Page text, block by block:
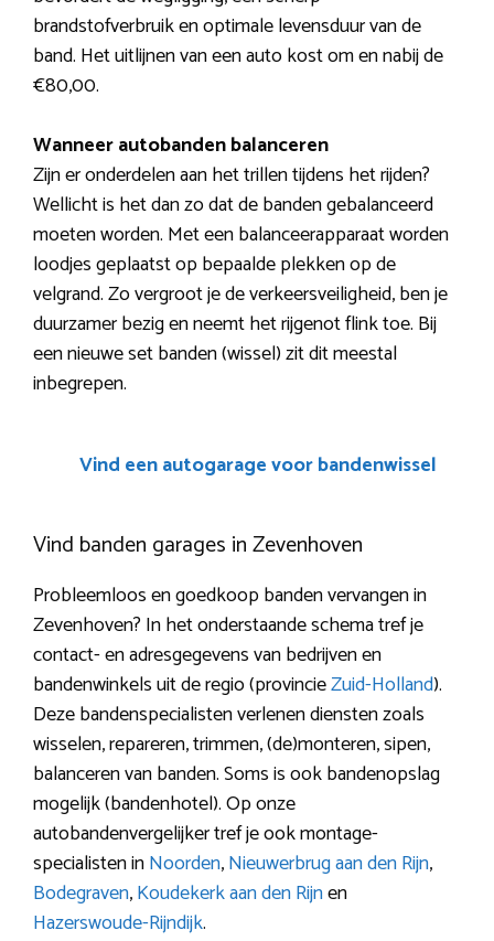
brandstofverbruik en optimale levensduur van de
band. Het uitlijnen van een auto kost om en nabij de
€80,00.
Wanneer autobanden balanceren
Zijn er onderdelen aan het trillen tijdens het rijden?
Wellicht is het dan zo dat de banden gebalanceerd
moeten worden. Met een balanceerapparaat worden
loodjes geplaatst op bepaalde plekken op de
velgrand. Zo vergroot je de verkeersveiligheid, ben je
duurzamer bezig en neemt het rijgenot flink toe. Bij
een nieuwe set banden (wissel) zit dit meestal
inbegrepen.
Vind een autogarage voor bandenwissel
Vind banden garages in Zevenhoven
Probleemloos en goedkoop banden vervangen in
Zevenhoven? In het onderstaande schema tref je
contact- en adresgegevens van bedrijven en
bandenwinkels uit de regio (provincieZuid-Holland).
Deze bandenspecialisten verlenen diensten zoals
wisselen, repareren, trimmen, (de)monteren, sipen,
balanceren van banden. Soms is ook bandenopslag
mogelijk (bandenhotel). Op onze
autobandenvergelijker tref je ook montage-
specialisten inNoorden,Nieuwerbrug aan den Rijn,
Bodegraven,Koudekerk aan den Rijnen
Hazerswoude-Rijndijk.